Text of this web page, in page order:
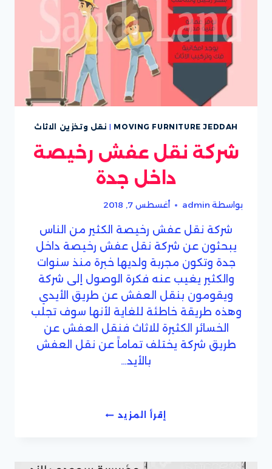
MOVING FURNITURE JEDDAH
| نقل وتخزين الاثاث
شركة نقل عفش رخيصة
داخل جدة
بواسطة admin أغسطس 7, 2018
شركة نقل عفش رخيصة الكثير من الناس
يبحثون عن شركة نقل عفش رخيصة داخل
جدة وتكون مجربة ولديها خبرة منذ سنوات
والكثير يغيب عنه فكرة الوصول إلى شركة
ويقومون بنقل العفش عن طريق الأيدي
وهذه طريقة خاطئة للغاية لأنها سوف تجلب
الخسائر الكثيرة للاثاث فنقل العفش عن
طريق شركة يختلف تماماً عن نقل العفش
بالأيد…
إقرأ المزيدشركة
داخل